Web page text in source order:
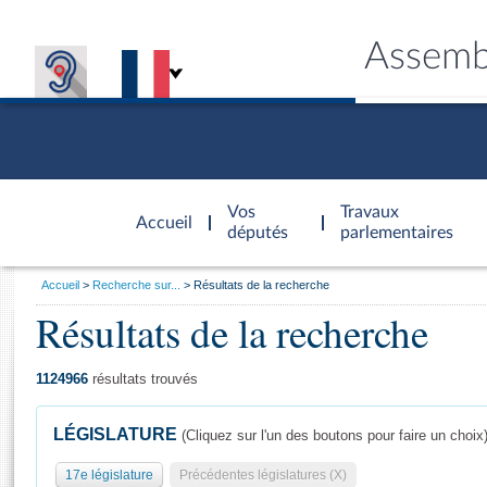
Accueil
d'accueil
Vos
députés
Travaux
parlementaires
Général
Vous
Accueil Recherche sur... Résultats de la recherche
Résultats de la recherche
1124966 résultats trouvés
LÉGISLATURE (Cliquez sur l'un des boutons pour faire un choix)
17e législature Précédentes législatures (X)